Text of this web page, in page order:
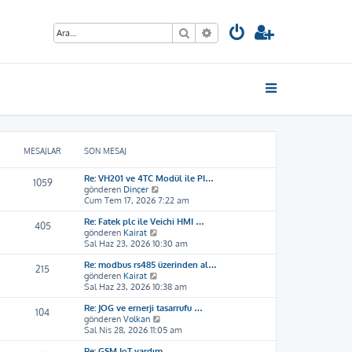
Ara Gelişmiş arama
MESAJLAR SON MESAJ
1059
Re: VH201 ve 4TC Modül ile PI…
gönderen Dinçer
o
n
m
s
a
j
g
ö
r
ü
n
t
Cum Tem 17, 2026 7:22 am
405
Re: Fatek plc ile Veichi HMI …
gönderen Kairat
o
n
m
s
a
j
ı
g
ö
Sal Haz 23, 2026 10:30 am
215
Re: modbus rs485 üzerinden al…
gönderen Kairat
o
n
m
e
s
a
Sal Haz 23, 2026 10:38 am
104
Re: JOG ve ernerji tasarrufu …
gönderen Volkan
o
n
Sal Nis 28, 2026 11:05 am